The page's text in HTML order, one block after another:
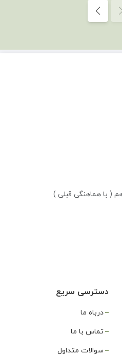
( با هماهنگی قبلی )
دسترسی سریع
درباه ما
تماس با ما
سوالات متداول